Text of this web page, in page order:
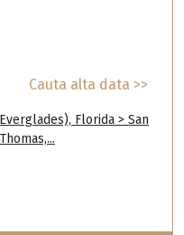
Cauta alta data >>
Florida > San